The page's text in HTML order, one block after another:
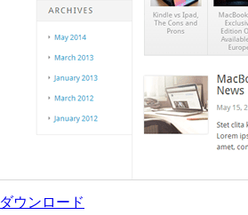
ダウンロード